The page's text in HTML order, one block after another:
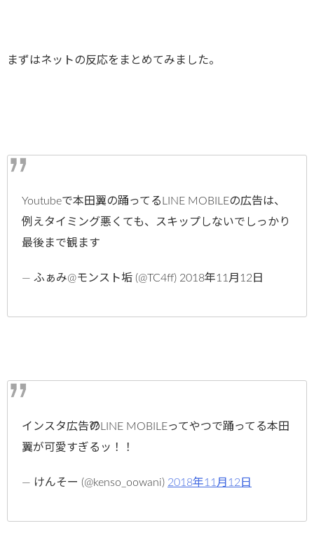
まずはネットの反応をまとめてみました。
Youtubeで本田翼の踊ってるLINE MOBILEの広告は、
例えタイミング悪くても、スキップしないでしっかり
最後まで観ます
— ふぁみ@モンスト垢 (@TC4ff) 2018年11月12日
インスタ広告⁇のLINE MOBILEってやつで踊ってる本田
翼が可愛すぎるッ！！
— けんそー (@kenso_oowani) 2018年11月12日